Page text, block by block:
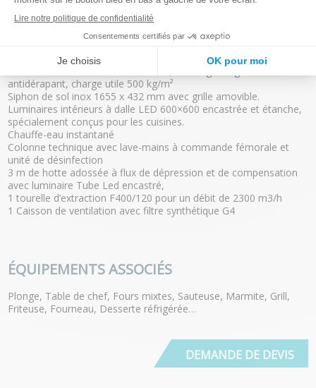
Dimensions extérieures : 3,76 m x 2,91 m
Châssis et structure galvanisés
Parois isolation U=0,35W/m²K, laine de roche (M0), face
2 portes ½ vitrée – 900 et 1000 mm d’ouverture
antidérapant, charge utile 500 kg/m²
Siphon de sol inox 1655 x 432 mm avec grille amovible.
Luminaires intérieurs à dalle LED 600×600 encastrée et étanche,
spécialement conçus pour les cuisines.
Chauffe-eau instantané
Colonne technique avec lave-mains à commande fémorale et
unité de désinfection
3 m de hotte adossée à flux de dépression et de compensation
avec luminaire Tube Led encastré,
1 tourelle d’extraction F400/120 pour un débit de 2300 m3/h
1 Caisson de ventilation avec filtre synthétique G4
ÉQUIPEMENTS ASSOCIÉS
Plonge, Table de chef, Fours mixtes, Sauteuse, Marmite, Grill,
Friteuse, Fourneau, Desserte réfrigérée…
DEMANDE DE DEVIS